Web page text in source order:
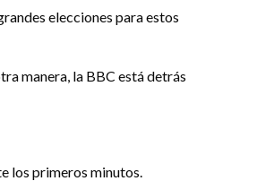
elecciones para estos
manera, la BBC está detrás
los primeros minutos.